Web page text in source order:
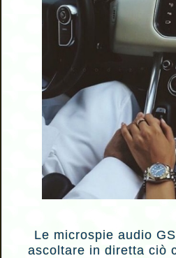
Le microspie audio
ascoltare in diretta ciò